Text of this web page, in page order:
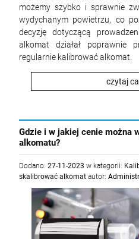
możemy szybko i sprawnie
wydychanym powietrzu, co
decyzję dotyczącą
alkomat działał poprawnie
regularnie kalibrować alkomat.
czytaj
Gdzie i w jakiej cenie można
alkomatu?
Dodano: 27-11-2023 w kategorii:
skalibrować alkomat autor: